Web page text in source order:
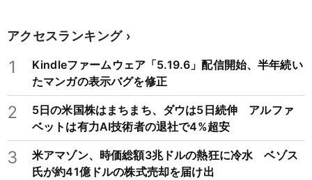
アクセスランキング
1
Kindleファームウェア「5.19.6」配信開始、半年続い
たマンガの表示バグを修正
2
5日の米国株はまちまち、ダウは5日続伸 アルファ
ベットは有力AI技術者の退社で4%超安
3
米アマゾン、時価総額3兆ドルの熱狂に冷水 ベゾス
氏が約41億ドルの株式売却を届け出